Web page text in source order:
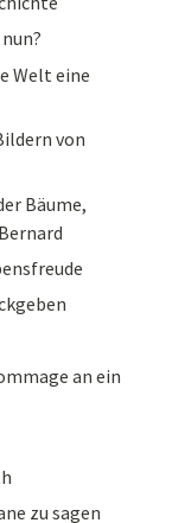
Welt eine
von
Bäume,
an ein
zu sagen